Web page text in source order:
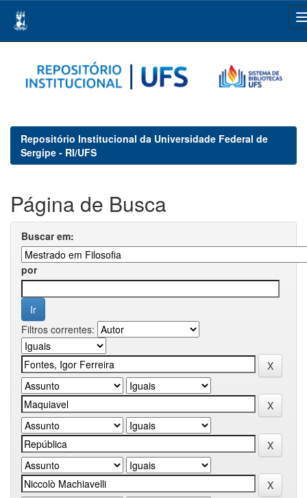
navigation
Repositório Institucional da Universidade Federal de
Sergipe - RI/UFS
Página de Busca
Buscar em:
por
Filtros correntes: